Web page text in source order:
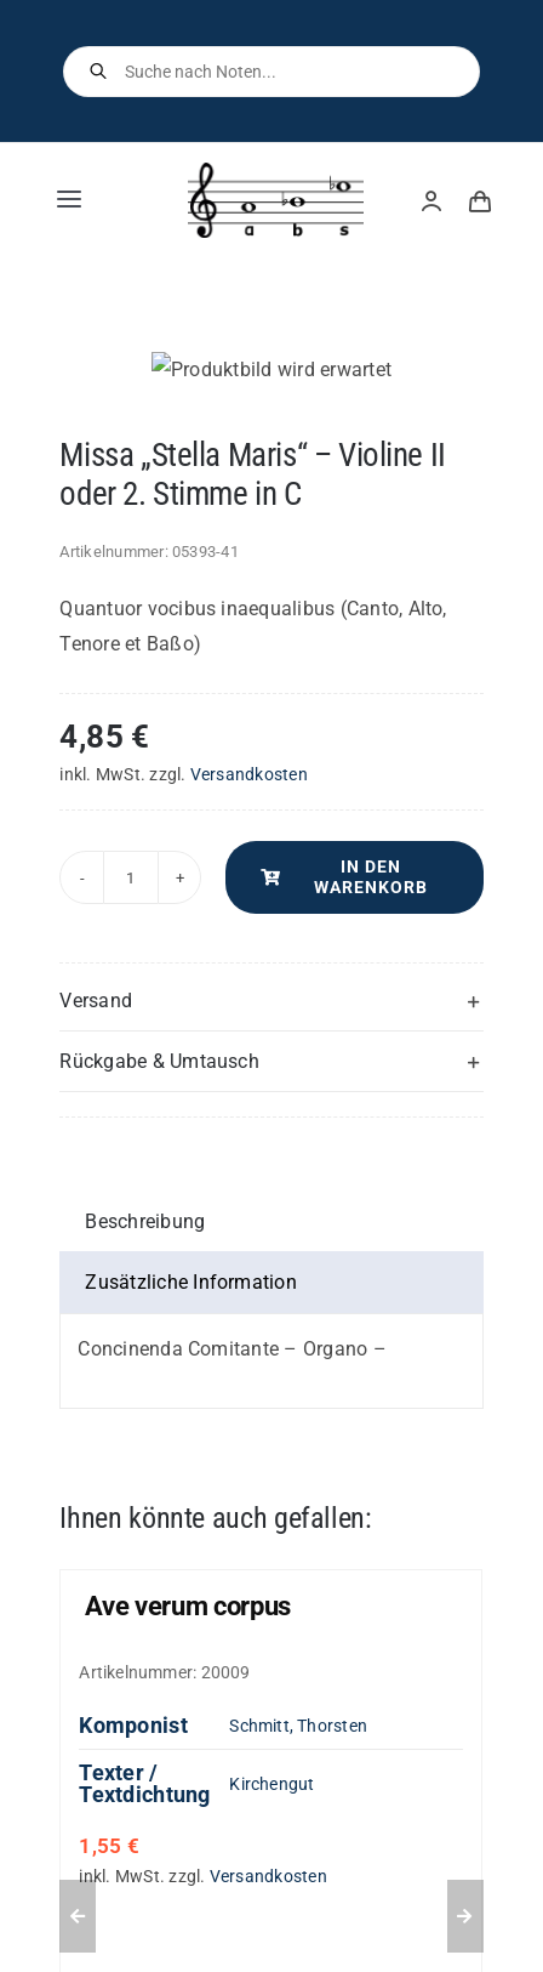
content
Products
search
Toggle
Kontakt
Missa „Stella Maris“ – Violine II
oder 2. Stimme in C
Artikelnummer: 05393-41
Quantuor vocibus inaequalibus (Canto, Alto,
Tenore et Baßo)
4,85 €
inkl. MwSt. zzgl. Versandkosten
–
II
in
Menge
IN DEN
WARENKORB
Versand
Rückgabe & Umtausch
Beschreibung
Zusätzliche Information
Concinenda Comitante – Organo –
Ihnen könnte auch gefallen:
Ave verum corpus
Artikelnummer: 20009
Komponist Schmitt, Thorsten
Texter /
Textdichtung
Kirchengut
1,55 €
inkl. MwSt. zzgl. Versandkosten